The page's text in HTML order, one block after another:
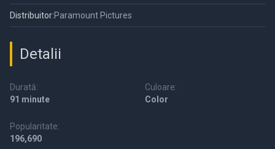
Distribuitor:Paramount Pictures
Detalii
Durată:
91 minute
Culoare:
Color
Popularitate:
196,690